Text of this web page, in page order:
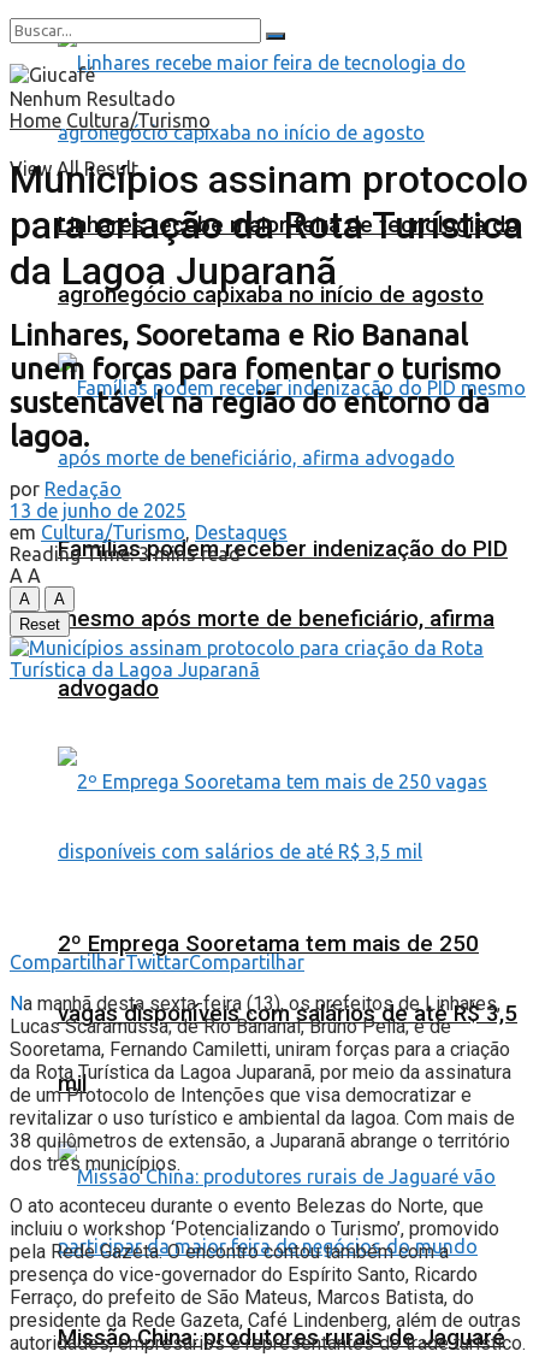
Linhares recebe maior feira de tecnologia do
agronegócio capixaba no início de agosto
Famílias podem receber indenização do PID
mesmo após morte de beneficiário, afirma
advogado
2º Emprega Sooretama tem mais de 250
vagas disponíveis com salários de até R$ 3,5
mil
Missão China: produtores rurais de Jaguaré
Nenhum Resultado
View All Result
Home Cultura/Turismo
Municípios assinam protocolo
para criação da Rota Turística
da Lagoa Juparanã
Linhares, Sooretama e Rio Bananal
unem forças para fomentar o turismo
sustentável na região do entorno da
lagoa.
por Redação
13 de junho de 2025
em Cultura/Turismo, Destaques
Reading Time: 3 mins read
A A
A
A
Reset
CompartilharTwittarCompartilhar
Na manhã desta sexta-feira (13), os prefeitos de Linhares,
Lucas Scaramussa; de Rio Bananal, Bruno Pella; e de
Sooretama, Fernando Camiletti, uniram forças para a criação
da Rota Turística da Lagoa Juparanã, por meio da assinatura
de um Protocolo de Intenções que visa democratizar e
revitalizar o uso turístico e ambiental da lagoa. Com mais de
38 quilômetros de extensão, a Juparanã abrange o território
dos três municípios.
O ato aconteceu durante o evento Belezas do Norte, que
incluiu o workshop ‘Potencializando o Turismo’, promovido
pela Rede Gazeta. O encontro contou também com a
presença do vice-governador do Espírito Santo, Ricardo
Ferraço, do prefeito de São Mateus, Marcos Batista, do
presidente da Rede Gazeta, Café Lindenberg, além de outras
autoridades, empresários e representantes do trade turístico.